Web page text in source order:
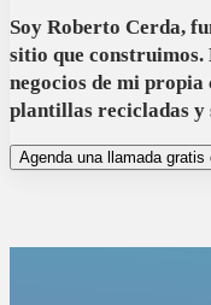
Soy Roberto Cerda,
sitio que
negocios de mi
plantillas recicladas y
Agenda una llamada gratis